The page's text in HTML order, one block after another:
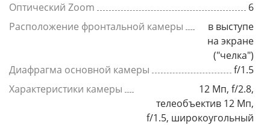
Оптический Zoom
6
Расположение фронтальной камеры
в выступе
на экране
("челка")
Диафрагма основной камеры
f/1.5
Характеристики камеры
12 Мп, f/2.8,
телеобъектив 12 Мп,
f/1.5, широкоугольный